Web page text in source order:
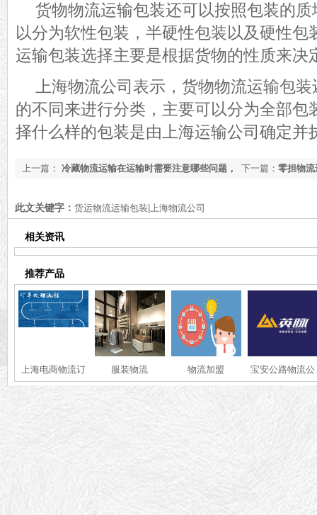
货物物流运输包装还可以按照包装的
以分为软性包装，半硬性包装以及硬性包
运输包装选择主要是根据货物的性质来决
上海物流公司表示，货物物流运输包
的不同来进行分类，主要可以分为全部包
择什么样的包装是由上海运输公司确定并
下一篇： 零担物
上一篇： 冷藏物流运输在运输时需要注意哪些问题，
此文关键字： 货运物流运输包装|上海物流公司
相关资讯
推荐产品
上海电商物流订
单处理
服装物流 物流加盟
宝安公路物流公
司